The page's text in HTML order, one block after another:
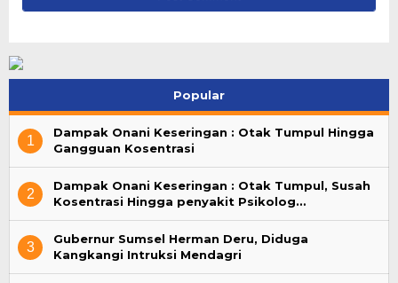
Popular
1
Dampak Onani Keseringan : Otak Tumpul Hingga
Gangguan Kosentrasi
2
Dampak Onani Keseringan : Otak Tumpul, Susah
Kosentrasi Hingga penyakit Psikolog…
3
Gubernur Sumsel Herman Deru, Diduga
Kangkangi Intruksi Mendagri